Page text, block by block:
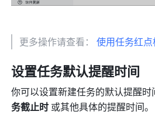
更多操作请查看： 使用任务红
设置任务默认提醒时间
你可以设置新建任务的默认提醒
务截止时 或其他具体的提醒时间。